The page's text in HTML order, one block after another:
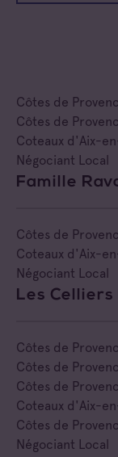
Coteaux
Côtes de
Côtes de
Côtes de
Côtes de
Côtes de
Toutes les
Cave
Cave
Négoce
Negociant
Négociant
Négociant
Côtes de
Côtes de
Coteaux d'Aix-
Négociant Local
Famille
Côtes de
Coteaux d'Aix-
Négociant Local
Les
Côtes de
Côtes de
Côtes de
Coteaux d'Aix-
Côtes de
Négociant Local